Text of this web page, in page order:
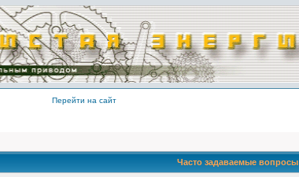
Перейти на сайт
Часто задаваемые вопросы